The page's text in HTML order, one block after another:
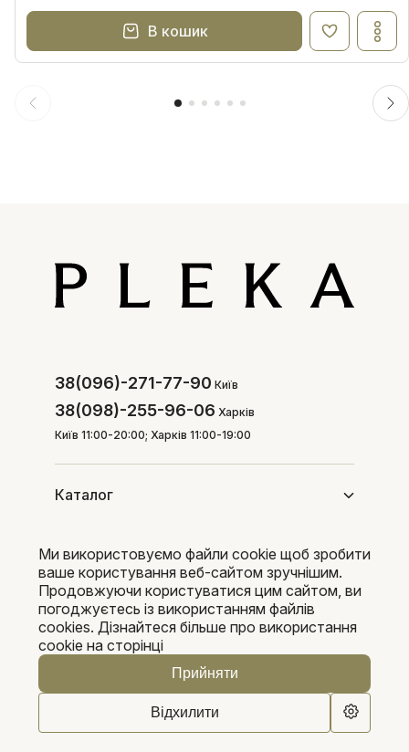
0
В кошик
38(096)-271-77-90 Київ
38(098)-255-96-06 Харків
Київ 11:00-20:00; Харків 11:00-19:00
Каталог
Покупцям
Pleka 2016-2026
Ми використовуємо файли cookie щоб зробити
ваше користування веб-сайтом зручнішим.
Продовжуючи користуватися цим сайтом, ви
погоджуєтесь із використанням файлів
cookies. Дізнайтеся більше про використання
cookie на сторінці
Прийняти
Відхилити